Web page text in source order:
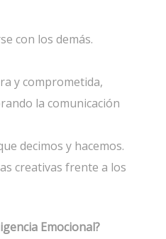
con los demás.
y comprometida,
la comunicación
decimos y hacemos.
creativas frente a los
Emocional?